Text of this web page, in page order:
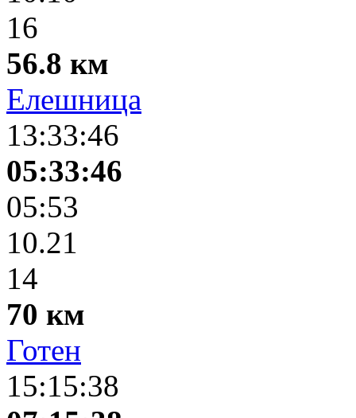
16
56.8 км
Елешница
13:33:46
05:33:46
05:53
10.21
14
70 км
Готен
15:15:38